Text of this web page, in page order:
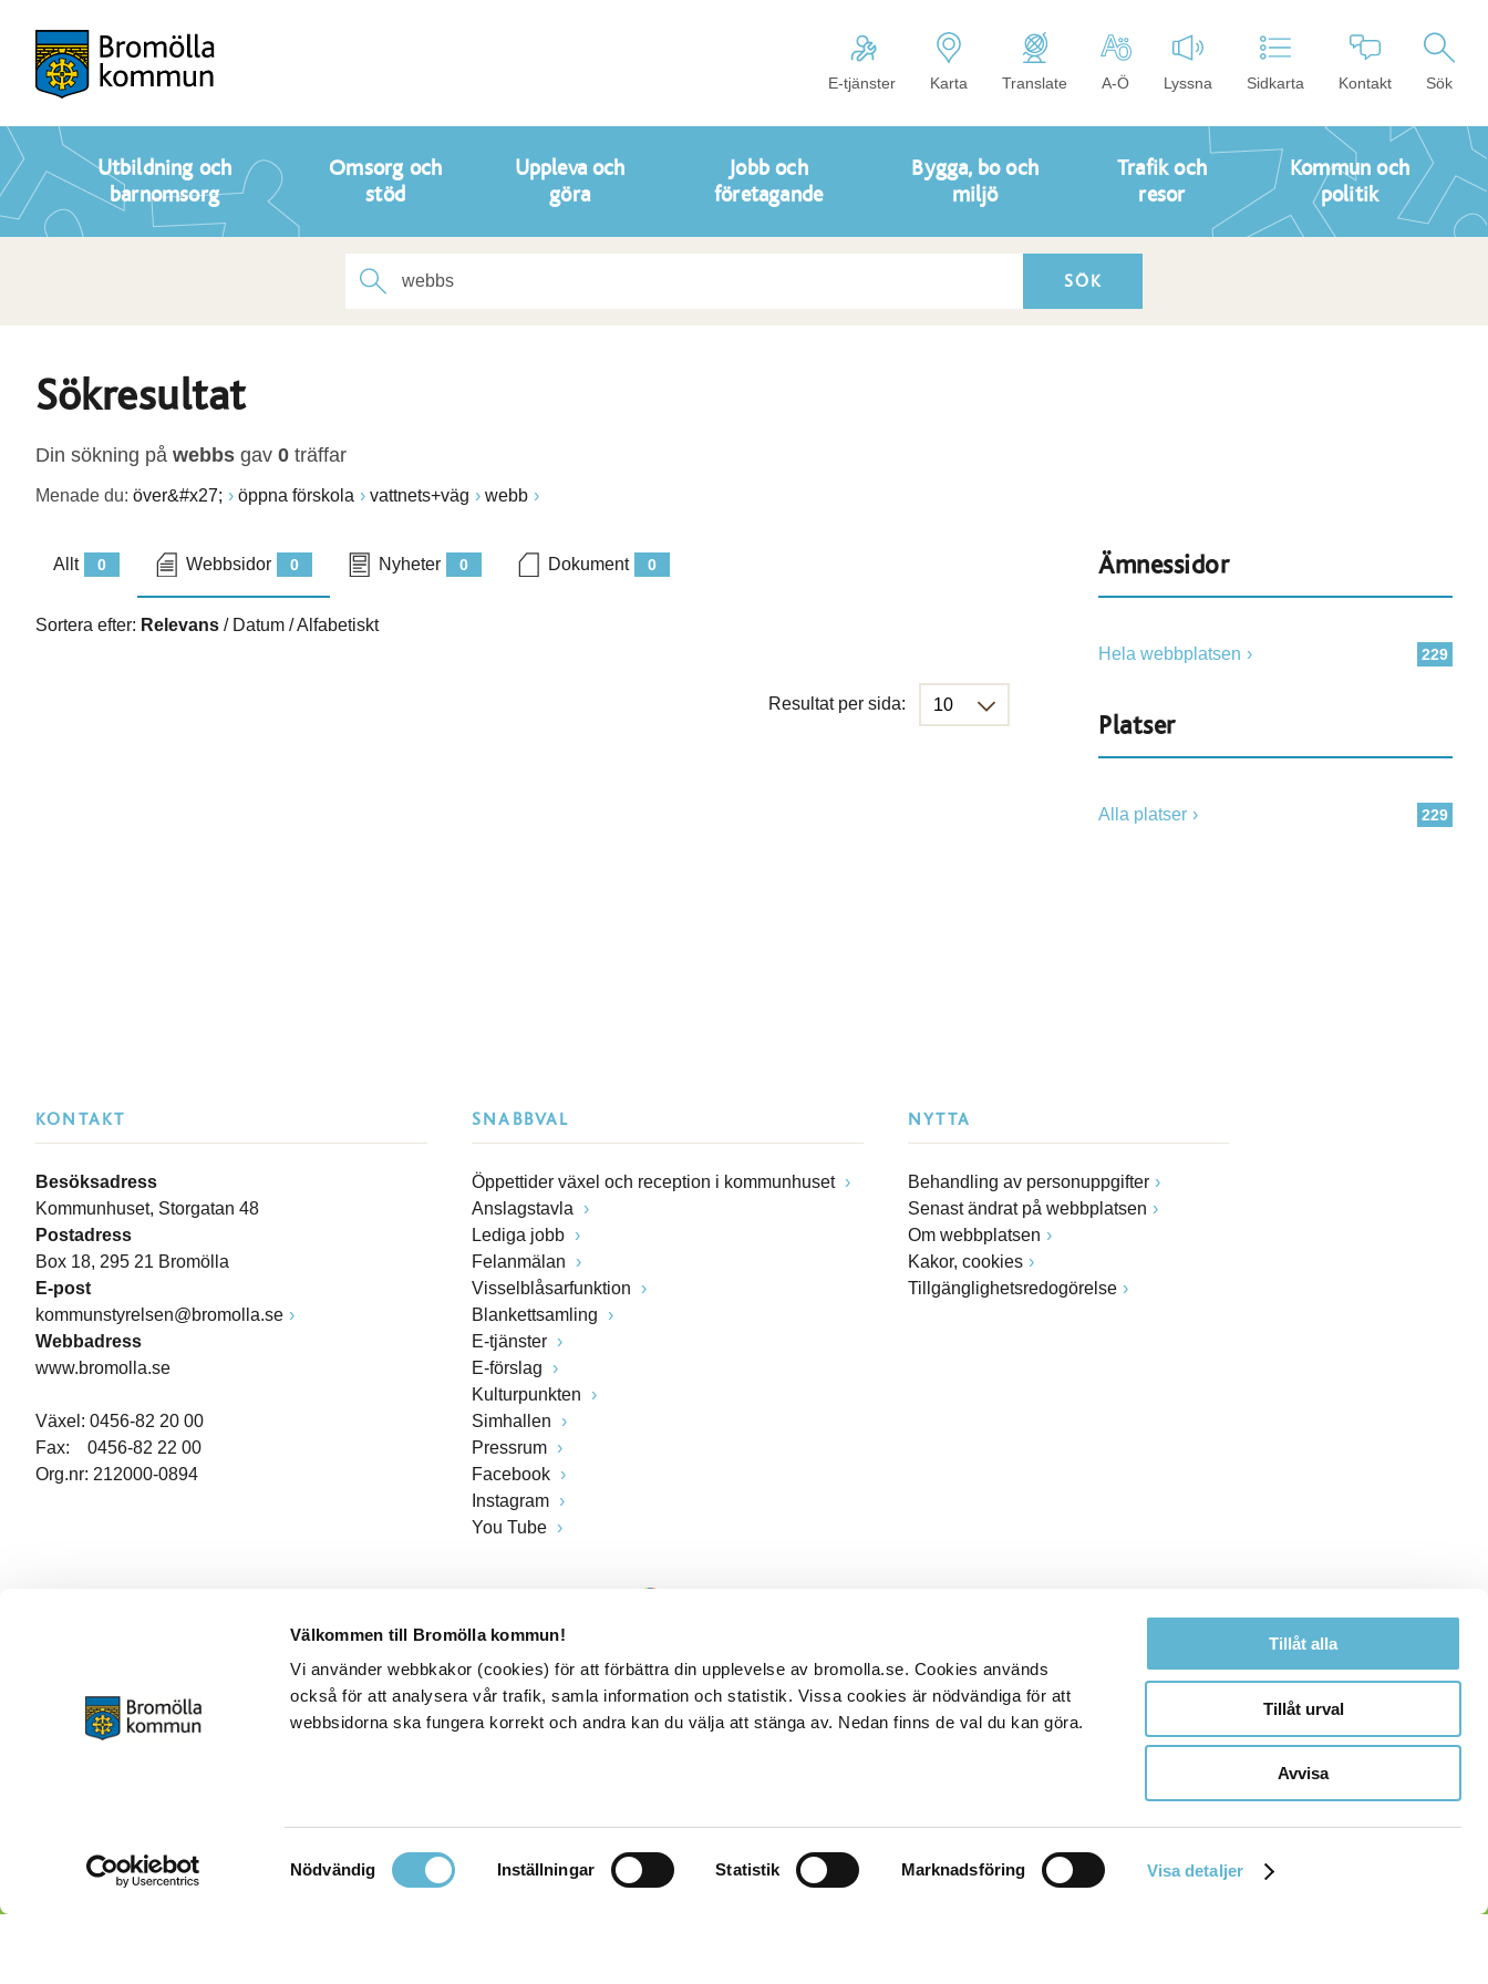
Välkommen till Bromölla kommun!
Vi använder webbkakor (cookies) för att förbättra din upplevelse av bromolla.se. Cookies används
också för att analysera vår trafik, samla information och statistik. Vissa cookies är nödvändiga för att
webbsidorna ska fungera korrekt och andra kan du välja att stänga av. Nedan finns de val du kan göra.
Samtyckesval
Nödvändig Inställningar Statistik Marknadsföring Visa detaljer
Tillåt alla
Tillåt urval
Avvisa
E-tjänster Karta Translate A-Ö Lyssna Sidkarta Kontakt Sök
Utbildning och
barnomsorg
Omsorg och
stöd
Uppleva och
göra
Jobb och
företagande
Bygga, bo och
miljö
Trafik och
resor
Kommun och
politik
Sökresultat
Din sökning på webbs gav 0 träffar
Menade du: över&#x27; öppna förskola vattnets+väg webb
0
Allt 0
Webbsidor 0
Nyheter 0
Dokument
Sortera efter: Relevans / Datum /Alfabetiskt
Resultat per sida:
Ämnessidor
229
Hela webbplatsen
Platser
229
Alla platser
KONTAKT
Besöksadress
Kommunhuset, Storgatan 48
Postadress
Box 18, 295 21 Bromölla
E-post
kommunstyrelsen@bromolla.se
Webbadress
www.bromolla.se
Växel: 0456-82 20 00
Fax: 0456-82 22 00
Org.nr: 212000-0894
SNABBVAL
Öppettider växel och reception i kommunhuset
Anslagstavla
Lediga jobb
Felanmälan
Visselblåsarfunktion
Blankettsamling
E-tjänster
E-förslag
Kulturpunkten
Simhallen
Pressrum
Facebook
Instagram
You Tube
NYTTA
Behandling av personuppgifter
Senast ändrat på webbplatsen
Om webbplatsen
Kakor, cookies
Tillgänglighetsredogörelse